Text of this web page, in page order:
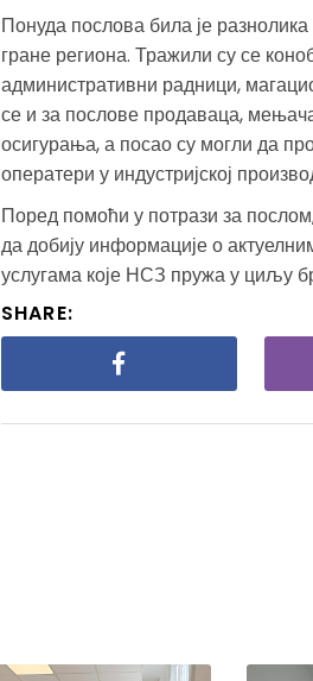
Понуда послова била је
гране региона. Тражили су се
административни радници,
се и за послове продаваца,
осигурања, а посао су могли да
оператери у индустријској
Поред помоћи у потрази за
да добију информације о
услугама које НСЗ пружа у циљу
SHARE: